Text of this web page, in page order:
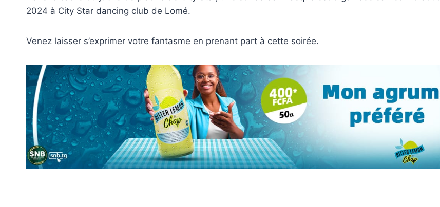
2024 à City Star dancing club de Lomé.
Venez laisser s’exprimer votre fantasme en prenant part à cette soirée.